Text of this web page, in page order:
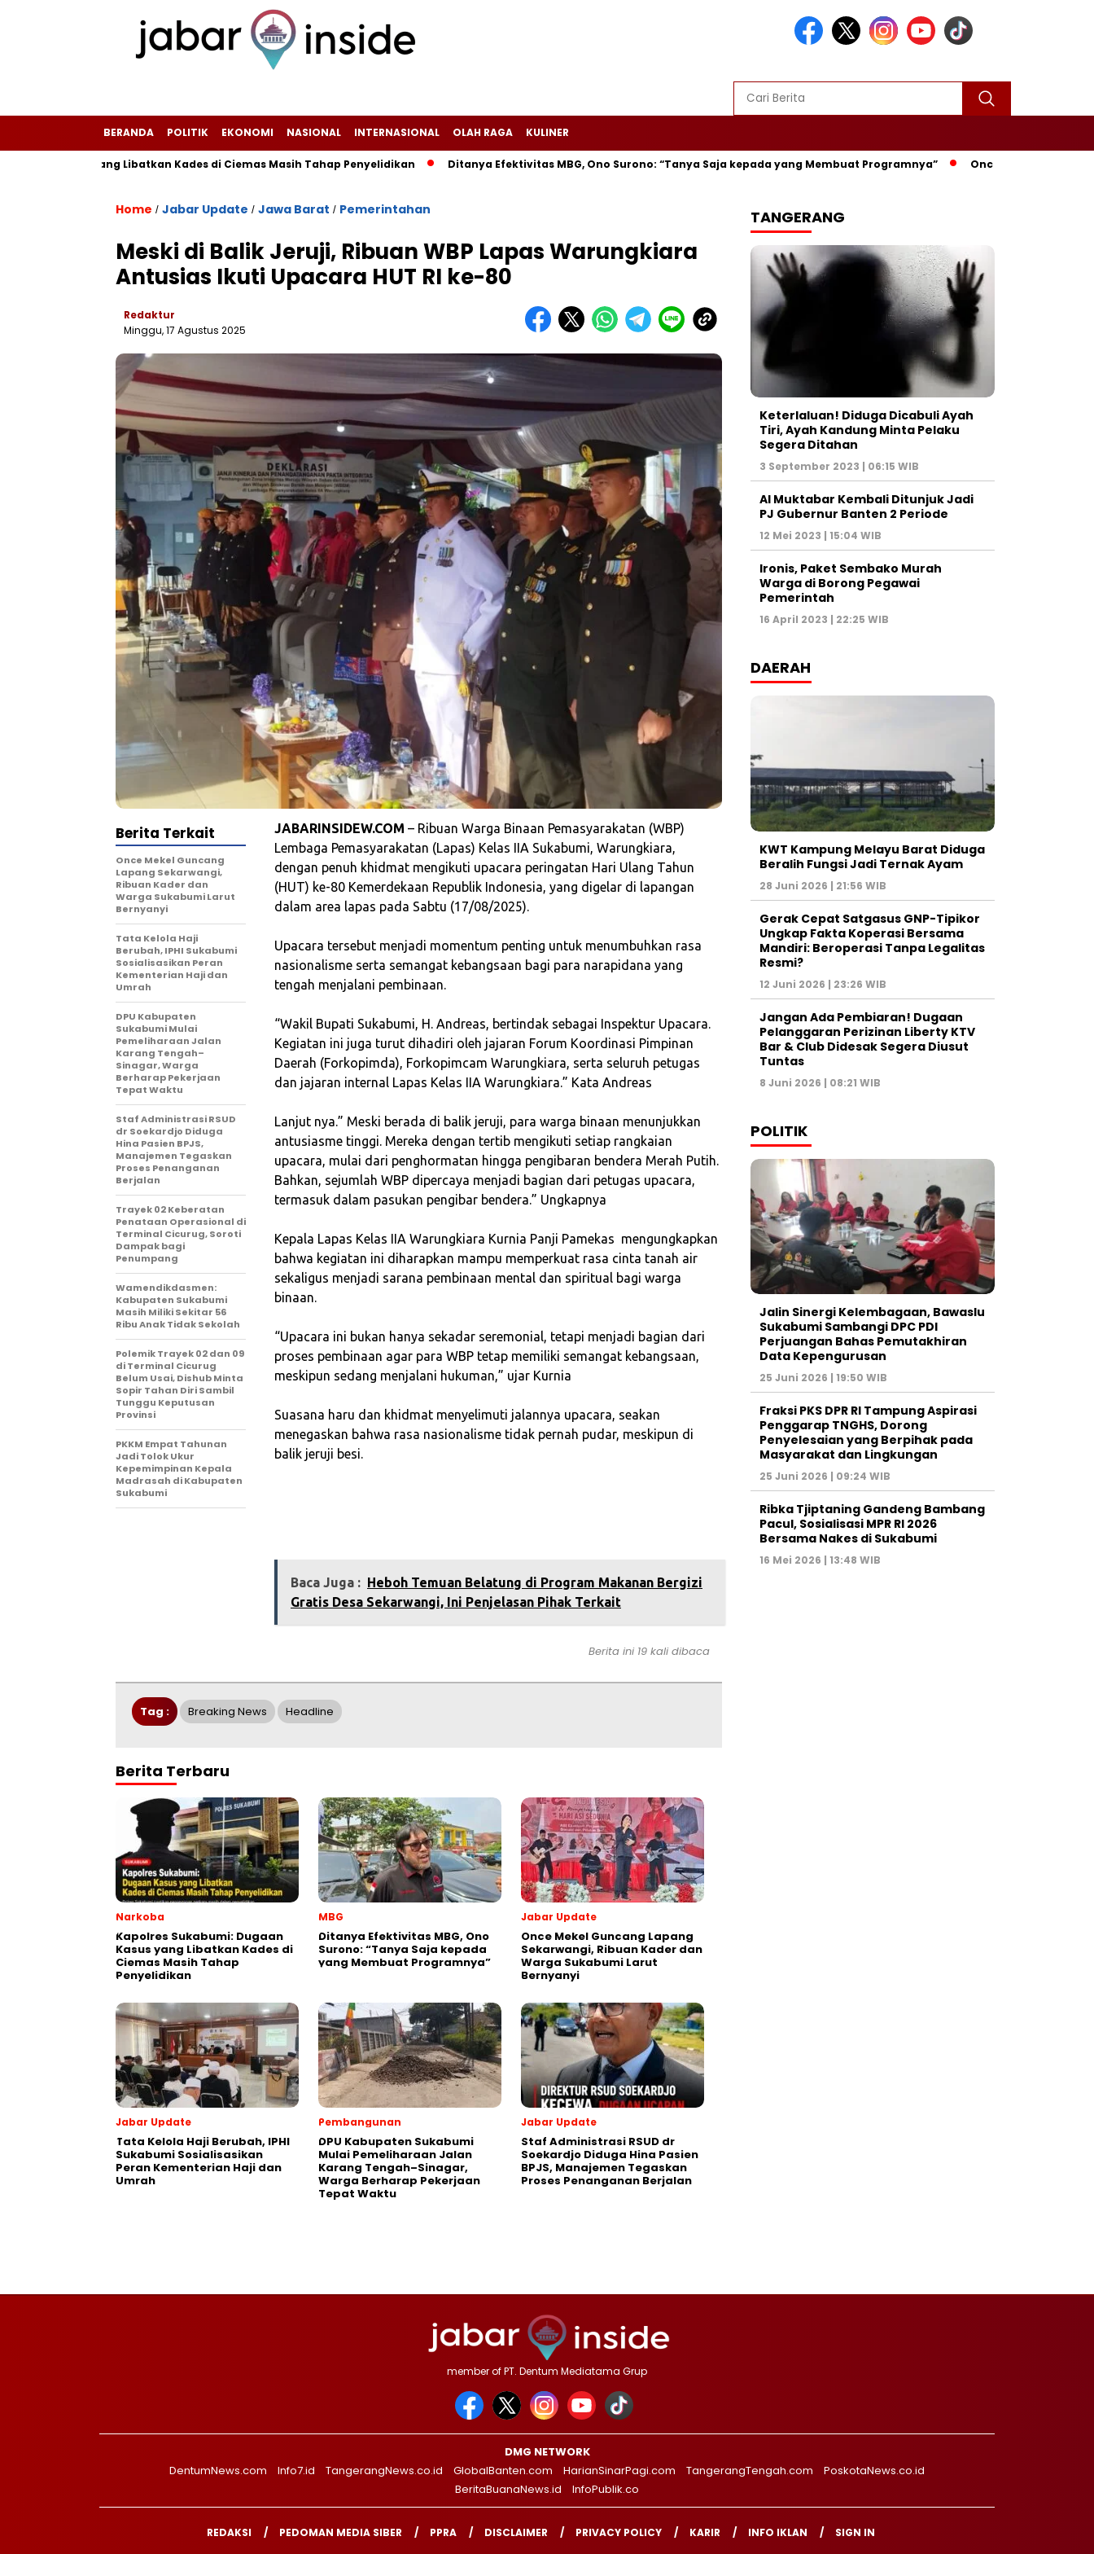
BERANDA POLITIK EKONOMI NASIONAL INTERNASIONAL OLAH RAGA KULINER
Kasus yang Libatkan Kades di Ciemas Masih Tahap Penyelidikan ‎Ditanya Efektivitas MBG, Ono Surono: “Tanya Saja kepada yang Membuat Programnya”‎ Once Mekel Guncang
Home / Jabar Update / Jawa Barat / Pemerintahan
‎Meski di Balik Jeruji, Ribuan WBP Lapas Warungkiara
Antusias Ikuti Upacara HUT RI ke-80‎‎
Redaktur
Minggu, 17 Agustus 2025
JABARINSIDEW.COM – Ribuan Warga Binaan Pemasyarakatan (WBP)
Lembaga Pemasyarakatan (Lapas) Kelas IIA Sukabumi, Warungkiara,
dengan penuh khidmat mengikuti upacara peringatan Hari Ulang Tahun
(HUT) ke-80 Kemerdekaan Republik Indonesia, yang digelar di lapangan
dalam area lapas pada Sabtu (17/08/2025).
‎Upacara tersebut menjadi momentum penting untuk menumbuhkan rasa
nasionalisme serta semangat kebangsaan bagi para narapidana yang
tengah menjalani pembinaan.
“‎Wakil Bupati Sukabumi, H. Andreas, bertindak sebagai Inspektur Upacara.
Kegiatan ini juga turut dihadiri oleh jajaran Forum Koordinasi Pimpinan
Daerah (Forkopimda), Forkopimcam Warungkiara, serta seluruh petugas
dan jajaran internal Lapas Kelas IIA Warungkiara.” Kata Andreas
Lanjut nya.” ‎Meski berada di balik jeruji, para warga binaan menunjukkan
antusiasme tinggi. Mereka dengan tertib mengikuti setiap rangkaian
upacara, mulai dari penghormatan hingga pengibaran bendera Merah Putih.
Bahkan, sejumlah WBP dipercaya menjadi bagian dari petugas upacara,
termasuk dalam pasukan pengibar bendera.” Ungkapnya
‎Kepala Lapas Kelas IIA Warungkiara Kurnia Panji Pamekas mengungkapkan
bahwa kegiatan ini diharapkan mampu memperkuat rasa cinta tanah air
sekaligus menjadi sarana pembinaan mental dan spiritual bagi warga
binaan.
‎“Upacara ini bukan hanya sekadar seremonial, tetapi menjadi bagian dari
proses pembinaan agar para WBP tetap memiliki semangat kebangsaan,
meskipun sedang menjalani hukuman,” ujar Kurnia
‎Suasana haru dan khidmat menyelimuti jalannya upacara, seakan
menegaskan bahwa rasa nasionalisme tidak pernah pudar, meskipun di
balik jeruji besi.
Baca Juga : Heboh Temuan Belatung di Program Makanan Bergizi
Gratis Desa Sekarwangi, Ini Penjelasan Pihak Terkait
Berita Terkait
Once Mekel Guncang
Lapang Sekarwangi,
Ribuan Kader dan
Warga Sukabumi Larut
Bernyanyi
Tata Kelola Haji
Berubah, IPHI Sukabumi
Sosialisasikan Peran
Kementerian Haji dan
Umrah
‎DPU Kabupaten
Sukabumi Mulai
Pemeliharaan Jalan
Karang Tengah–
Sinagar, Warga
Berharap Pekerjaan
Tepat Waktu
Staf Administrasi RSUD
dr Soekardjo Diduga
Hina Pasien BPJS,
Manajemen Tegaskan
Proses Penanganan
Berjalan
‎Trayek 02 Keberatan
Penataan Operasional di
Terminal Cicurug, Soroti
Dampak bagi
Penumpang
Wamendikdasmen:
Kabupaten Sukabumi
Masih Miliki Sekitar 56
Ribu Anak Tidak Sekolah
Polemik Trayek 02 dan 09
di Terminal Cicurug
Belum Usai, Dishub Minta
Sopir Tahan Diri Sambil
Tunggu Keputusan
Provinsi
PKKM Empat Tahunan
Jadi Tolok Ukur
Kepemimpinan Kepala
Madrasah di Kabupaten
Sukabumi
Berita ini 19 kali dibaca
Tag : Breaking News Headline
Berita Terbaru
Narkoba
Kapolres Sukabumi: Dugaan
Kasus yang Libatkan Kades di
Ciemas Masih Tahap
Penyelidikan
MBG
‎Ditanya Efektivitas MBG, Ono
Surono: “Tanya Saja kepada
yang Membuat Programnya”‎
Jabar Update
Once Mekel Guncang Lapang
Sekarwangi, Ribuan Kader dan
Warga Sukabumi Larut
Bernyanyi
Jabar Update
Tata Kelola Haji Berubah, IPHI
Sukabumi Sosialisasikan
Peran Kementerian Haji dan
Umrah
Pembangunan
‎DPU Kabupaten Sukabumi
Mulai Pemeliharaan Jalan
Karang Tengah–Sinagar,
Warga Berharap Pekerjaan
Tepat Waktu
Jabar Update
Staf Administrasi RSUD dr
Soekardjo Diduga Hina Pasien
BPJS, Manajemen Tegaskan
Proses Penanganan Berjalan
TANGERANG
Keterlaluan! Diduga Dicabuli Ayah
Tiri, Ayah Kandung Minta Pelaku
Segera Ditahan
3 September 2023 | 06:15 WIB
Al Muktabar Kembali Ditunjuk Jadi
PJ Gubernur Banten 2 Periode
12 Mei 2023 | 15:04 WIB
Ironis, Paket Sembako Murah
Warga di Borong Pegawai
Pemerintah
16 April 2023 | 22:25 WIB
DAERAH
KWT Kampung Melayu Barat Diduga
Beralih Fungsi Jadi Ternak Ayam
28 Juni 2026 | 21:56 WIB
Gerak Cepat Satgasus GNP-Tipikor
Ungkap Fakta Koperasi Bersama
Mandiri: Beroperasi Tanpa Legalitas
Resmi?
12 Juni 2026 | 23:26 WIB
Jangan Ada Pembiaran! Dugaan
Pelanggaran Perizinan Liberty KTV
Bar & Club Didesak Segera Diusut
Tuntas
8 Juni 2026 | 08:21 WIB
POLITIK
Jalin Sinergi Kelembagaan, Bawaslu
Sukabumi Sambangi DPC PDI
Perjuangan Bahas Pemutakhiran
Data Kepengurusan
25 Juni 2026 | 19:50 WIB
‎Fraksi PKS DPR RI Tampung Aspirasi
Penggarap TNGHS, Dorong
Penyelesaian yang Berpihak pada
Masyarakat dan Lingkungan‎
25 Juni 2026 | 09:24 WIB
Ribka Tjiptaning Gandeng Bambang
Pacul, Sosialisasi MPR RI 2026
Bersama Nakes di Sukabumi
16 Mei 2026 | 13:48 WIB
member of PT. Dentum Mediatama Grup
DMG NETWORK
DentumNews.com
Info7.id TangerangNews.co.id GlobalBanten.com HarianSinarPagi.com TangerangTengah.com
PoskotaNews.co.id
BeritaBuanaNews.id
InfoPublik.co
REDAKSI PEDOMAN MEDIA SIBER PPRA DISCLAIMER PRIVACY POLICY KARIR INFO IKLAN SIGN IN